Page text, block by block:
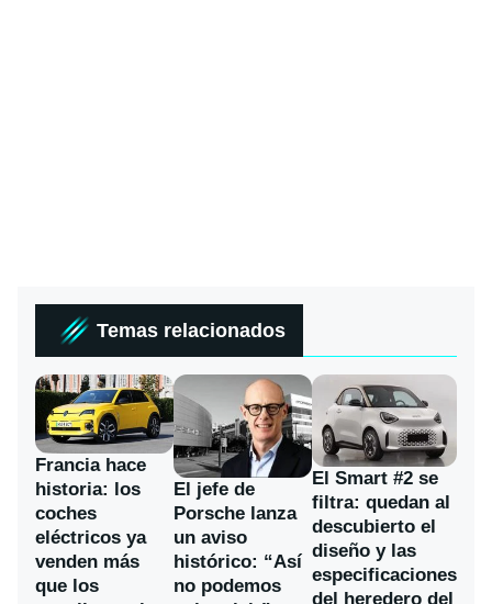
Temas relacionados
Francia hace
historia: los
coches
eléctricos ya
venden más
que los
El jefe de
Porsche lanza
un aviso
histórico: “Así
no podemos
El Smart #2 se
filtra: quedan al
descubierto el
diseño y las
especificaciones
del heredero del